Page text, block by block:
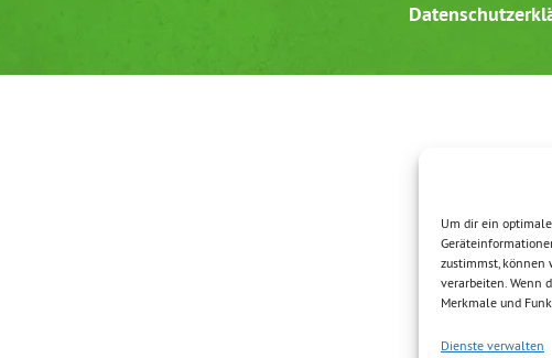
Um dir ein
zustimmst, können
verarbeiten. Wenn
Merkmale und
Dienste verwalten